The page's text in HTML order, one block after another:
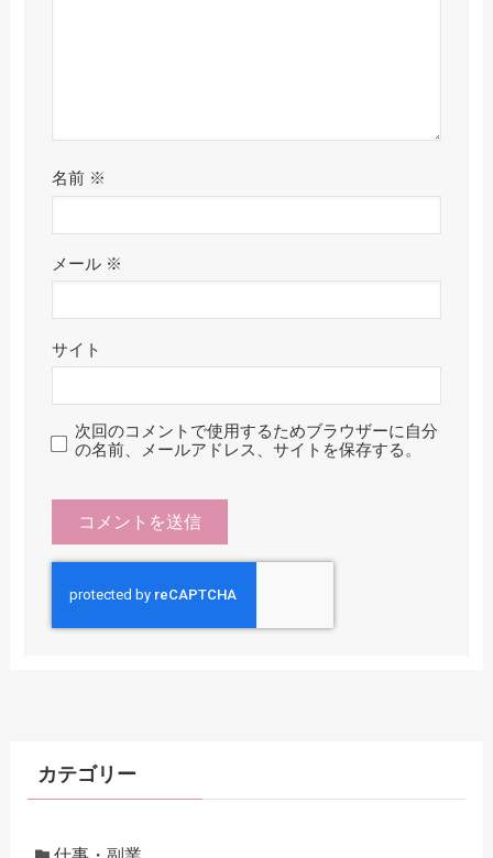
名前 ※
メール ※
サイト
次回のコメントで使用するためブラウザーに自分
の名前、メールアドレス、サイトを保存する。
カテゴリー